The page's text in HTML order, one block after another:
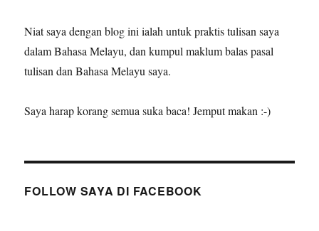
Niat saya dengan blog ini ialah untuk praktis tulisan saya
dalam Bahasa Melayu, dan kumpul maklum balas pasal
tulisan dan Bahasa Melayu saya.
Saya harap korang semua suka baca! Jemput makan :-)
FOLLOW SAYA DI FACEBOOK